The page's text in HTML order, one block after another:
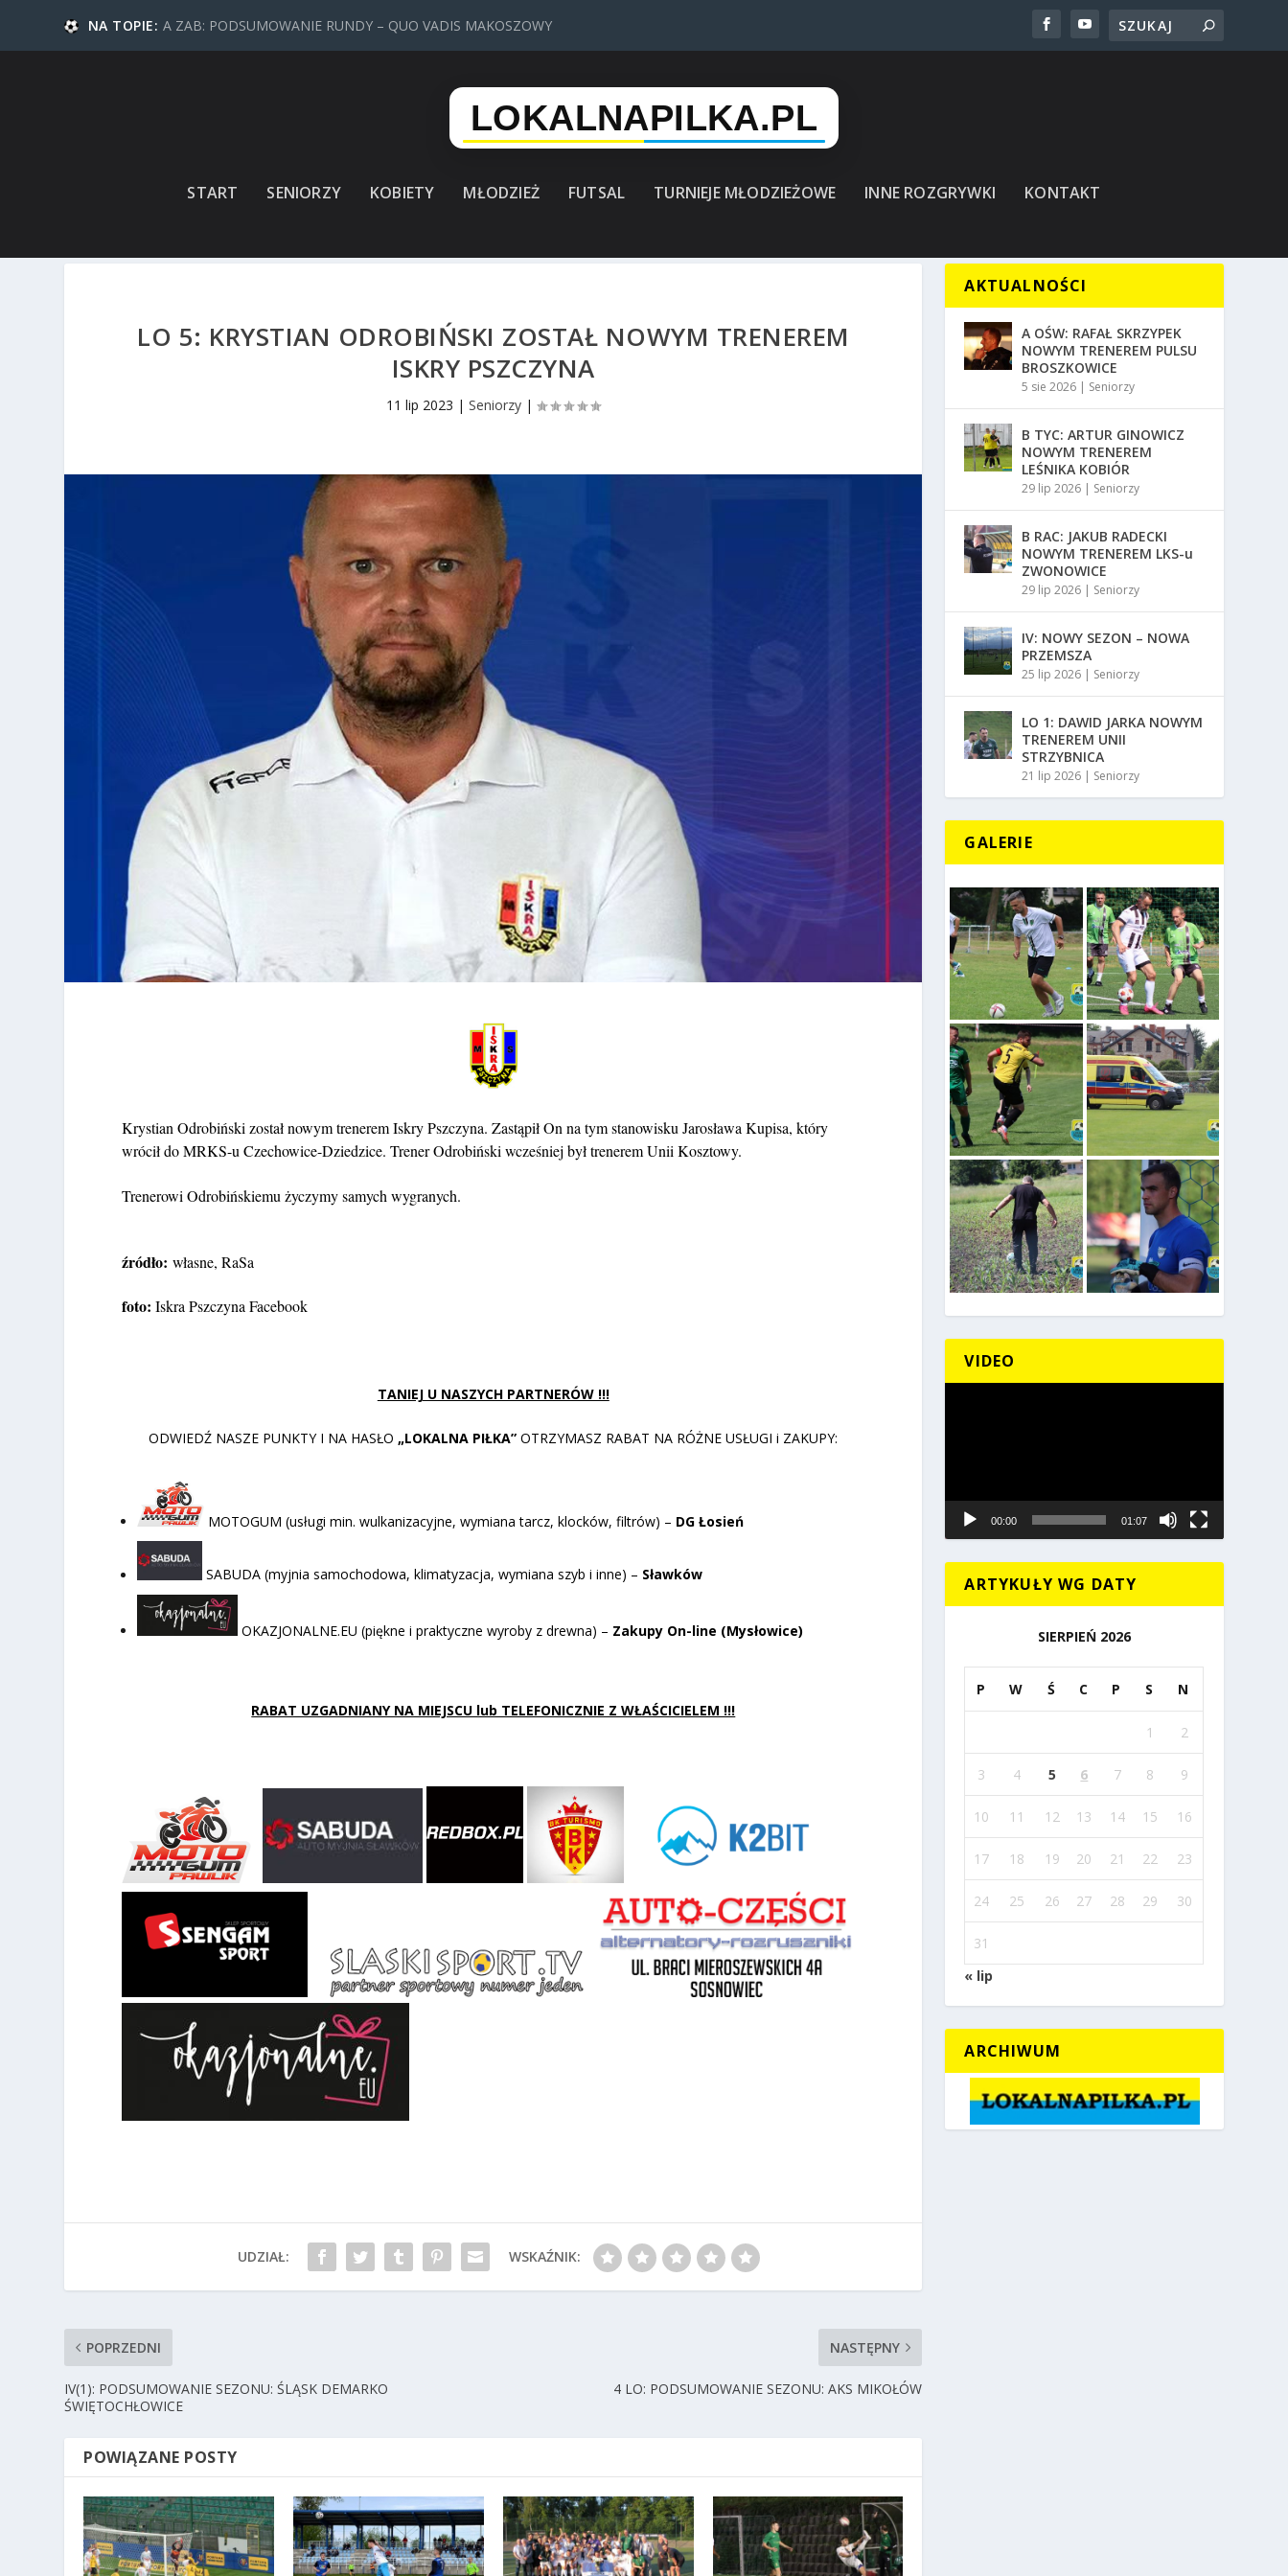
NA TOPIE: A ZAB: PODSUMOWANIE RUNDY – QUO VADIS MAKOSZOWY
START SENIORZY KOBIETY MŁODZIEŻ FUTSAL TURNIEJE MŁODZIEŻOWE INNE ROZGRYWKI KONTAKT
LO 5: KRYSTIAN ODROBIŃSKI ZOSTAŁ NOWYM TRENEREM
ISKRY PSZCZYNA
11 lip 2023 |Seniorzy |
Krystian Odrobiński został nowym trenerem Iskry Pszczyna. Zastąpił On na tym stanowisku Jarosława Kupisa, który
wrócił do MRKS-u Czechowice-Dziedzice. Trener Odrobiński wcześniej był trenerem Unii Kosztowy.
Trenerowi Odrobińskiemu życzymy samych wygranych.
źródło:własne, RaSa
foto:Iskra Pszczyna Facebook
TANIEJ U NASZYCH PARTNERÓW !!!
ODWIEDŹ NASZE PUNKTY I NA HASŁO „LOKALNA PIŁKA”OTRZYMASZ RABAT NA RÓŻNE USŁUGI i ZAKUPY:
MOTOGUM (usługi min. wulkanizacyjne, wymiana tarcz, klocków, filtrów) – DG Łosień
SABUDA (myjnia samochodowa, klimatyzacja, wymiana szyb i inne) – Sławków
OKAZJONALNE.EU (piękne i praktyczne wyroby z drewna) – Zakupy On-line (Mysłowice)
RABAT UZGADNIANY NA MIEJSCU lub TELEFONICZNIE Z WŁAŚCICIELEM !!!
UDZIAŁ: WSKAŹNIK:
POPRZEDNI
IV(1): PODSUMOWANIE SEZONU: ŚLĄSK DEMARKO
ŚWIĘTOCHŁOWICE
NASTĘPNY
4 LO: PODSUMOWANIE SEZONU: AKS MIKOŁÓW
POWIĄZANE POSTY
AKTUALNOŚCI
A OŚW: RAFAŁ SKRZYPEK
NOWYM TRENEREM PULSU
BROSZKOWICE
5 sie 2026 | Seniorzy
B TYC: ARTUR GINOWICZ
NOWYM TRENEREM
LEŚNIKA KOBIÓR
29 lip 2026 | Seniorzy
B RAC: JAKUB RADECKI
NOWYM TRENEREM LKS-u
ZWONOWICE
29 lip 2026 | Seniorzy
IV: NOWY SEZON – NOWA
PRZEMSZA
25 lip 2026 | Seniorzy
LO 1: DAWID JARKA NOWYM
TRENEREM UNII
STRZYBNICA
21 lip 2026 | Seniorzy
GALERIE
VIDEO
00:00 01:07
ARTYKUŁY WG DATY
SIERPIEŃ 2026
P W Ś C P S N
1 2
3 4 5 6 7 8 9
10 11 12 13 14 15 16
17 18 19 20 21 22 23
24 25 26 27 28 29 30
31
« lip
ARCHIWUM